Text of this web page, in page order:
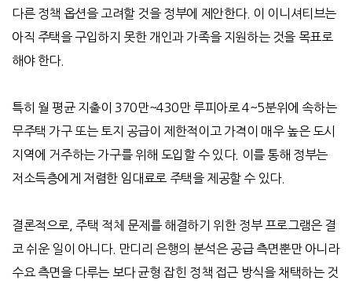
다른 정책 옵션을 고려할 것을 정부에 제안한다. 이 이니셔티브는
아직 주택을 구입하지 못한 개인과 가족을 지원하는 것을 목표로
해야 한다.
특히 월 평균 지출이 370만~430만 루피아로 4~5분위에 속하는
무주택 가구 또는 토지 공급이 제한적이고 가격이 매우 높은 도시
지역에 거주하는 가구를 위해 도입할 수 있다. 이를 통해 정부는
저소득층에게 저렴한 임대료로 주택을 제공할 수 있다.
결론적으로
주택 적체 문제를 해결하기 위한 정부 프로그램은 결
코 쉬운 일이 아니다. 만디리 은행의 분석은 공급 측면뿐만 아니라
수요 측면을 다루는 보다 균형 잡힌 정책 접근 방식을 채택하는 것